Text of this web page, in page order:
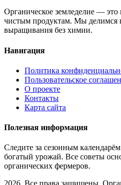
Органическое земледелие — это
чистым продуктам. Мы делимся
выращивания без химии.
Навигация
Политика
Пользовательское
О проекте
Контакты
Карта сайта
Полезная информация
Следите за сезонным
богатый урожай. Все советы
органических фермеров.